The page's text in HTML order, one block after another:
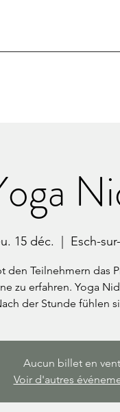
15 déc. Esch-
den Teilnehmern das
zu erfahren. Yoga
der Stunde fühlen
Aucun billet en
Voir d'autres